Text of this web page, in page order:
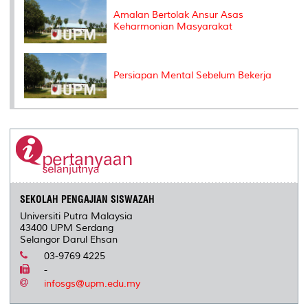
Amalan Bertolak Ansur Asas
Keharmonian Masyarakat
Persiapan Mental Sebelum Bekerja
SEKOLAH PENGAJIAN SISWAZAH
Universiti Putra Malaysia
43400 UPM Serdang
Selangor Darul Ehsan
03-9769 4225
-
infosgs@upm.edu.my